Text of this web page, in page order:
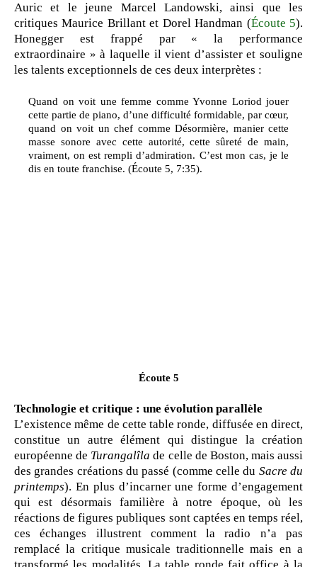
Auric et le jeune Marcel Landowski, ainsi que les
critiques Maurice Brillant et Dorel Handman (Écoute 5).
Honegger est frappé par « la performance
extraordinaire » à laquelle il vient d’assister et souligne
les talents exceptionnels de ces deux interprètes :
Quand on voit une femme comme Yvonne Loriod jouer
cette partie de piano, d’une difficulté formidable, par cœur,
quand on voit un chef comme Désormière, manier cette
masse sonore avec cette autorité, cette sûreté de main,
vraiment, on est rempli d’admiration. C’est mon cas, je le
dis en toute franchise. (Écoute 5, 7:35).
Écoute 5
Technologie et critique : une évolution parallèle
L’existence même de cette table ronde, diffusée en direct,
constitue un autre élément qui distingue la création
européenne de Turangalîla de celle de Boston, mais aussi
des grandes créations du passé (comme celle du Sacre du
printemps). En plus d’incarner une forme d’engagement
qui est désormais familière à notre époque, où les
réactions de figures publiques sont captées en temps réel,
ces échanges illustrent comment la radio n’a pas
remplacé la critique musicale traditionnelle mais en a